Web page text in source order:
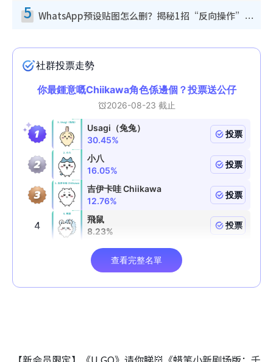
5 WhatsApp预设贴图怎么删？揭秘1招“反向操作”还原简洁界面 附3步实测教程